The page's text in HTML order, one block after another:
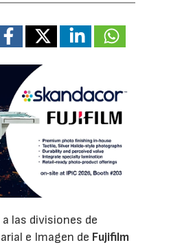
las divisiones de
e Imagen de Fujifilm